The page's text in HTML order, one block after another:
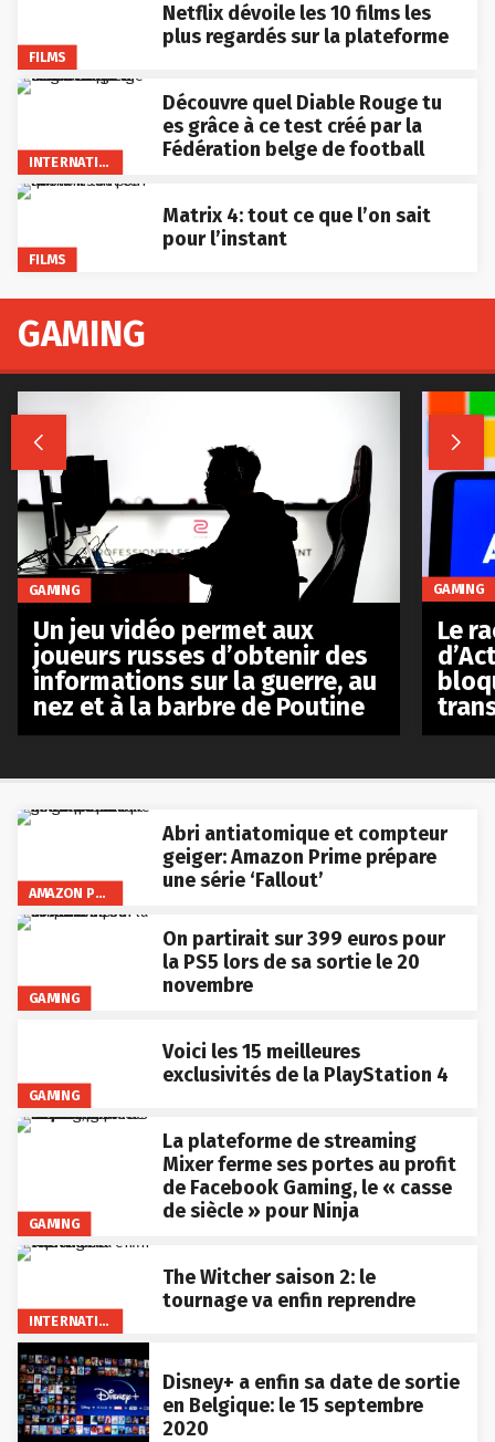
FILMS
Netflix dévoile les 10 films les
plus regardés sur la plateforme
INTERNATIONAL
Découvre quel Diable Rouge tu
es grâce à ce test créé par la
Fédération belge de football
FILMS
Matrix 4: tout ce que l’on sait
pour l’instant
AMAZON PRIME VIDEO
Abri antiatomique et compteur
geiger: Amazon Prime prépare
une série ‘Fallout’
GAMING
On partirait sur 399 euros pour
la PS5 lors de sa sortie le 20
novembre
GAMING
Voici les 15 meilleures
exclusivités de la PlayStation 4
GAMING
La plateforme de streaming
Mixer ferme ses portes au profit
de Facebook Gaming, le « casse
de siècle » pour Ninja
INTERNATIONAL
The Witcher saison 2: le
tournage va enfin reprendre
Disney+ a enfin sa date de sortie
en Belgique: le 15 septembre
2020
GAMING
 
GAMING
Un jeu vidéo permet aux
joueurs russes d’obtenir des
informations sur la guerre, au
nez et à la barbre de Poutine
GAMING
Le